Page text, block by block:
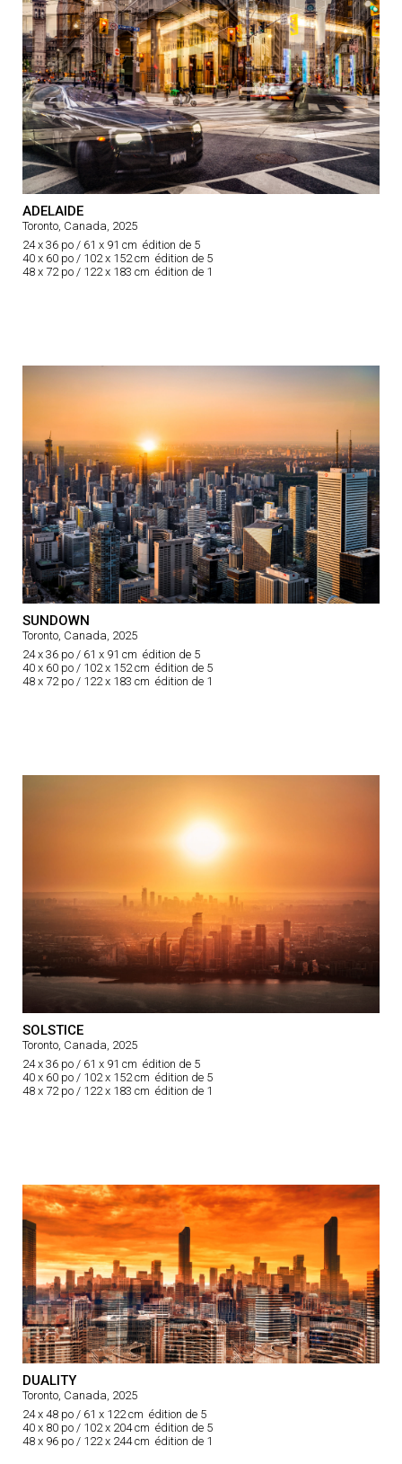
ADELAIDE
Toronto, Canada, 2025
24 x 36 po / 61 x 91 cm édition de 5
40 x 60 po / 102 x 152 cm édition de 5
48 x 72 po / 122 x 183 cm édition de 1
SUNDOWN
Toronto, Canada, 2025
24 x 36 po / 61 x 91 cm édition de 5
40 x 60 po / 102 x 152 cm édition de 5
48 x 72 po / 122 x 183 cm édition de 1
SOLSTICE
Toronto, Canada, 2025
24 x 36 po / 61 x 91 cm édition de 5
40 x 60 po / 102 x 152 cm édition de 5
48 x 72 po / 122 x 183 cm édition de 1
DUALITY
Toronto, Canada, 2025
24 x 48 po / 61 x 122 cm édition de 5
40 x 80 po / 102 x 204 cm édition de 5
48 x 96 po / 122 x 244 cm édition de 1